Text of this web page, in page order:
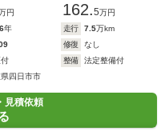
円 162.5万円
年 走行 7.5万km
修復
なし
整備
法定整備付
四日市市
見積依頼